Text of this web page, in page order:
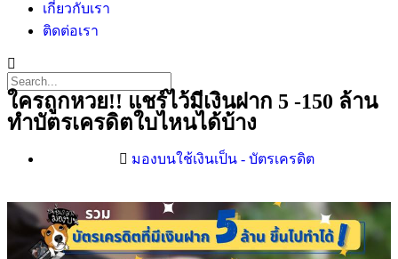
เกี่ยวกับเรา
ติดต่อเรา
ใครถูกหวย!! แชร์ไว้มีเงินฝาก 5 -150 ล้าน
ทำบัตรเครดิตใบไหนได้บ้าง
มองบนใช้เงินเป็น - บัตรเครดิต